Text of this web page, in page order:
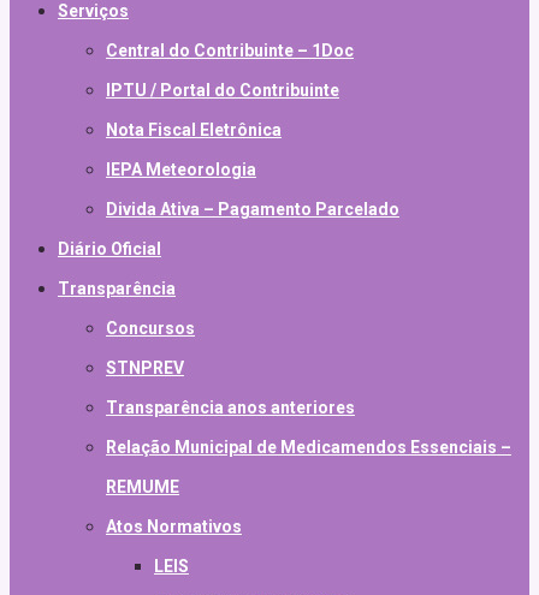
Serviços
Central do Contribuinte – 1Doc
IPTU / Portal do Contribuinte
Nota Fiscal Eletrônica
IEPA Meteorologia
Divida Ativa – Pagamento Parcelado
Diário Oficial
Transparência
Concursos
STNPREV
Transparência anos anteriores
Relação Municipal de Medicamendos Essenciais –
REMUME
Atos Normativos
LEIS